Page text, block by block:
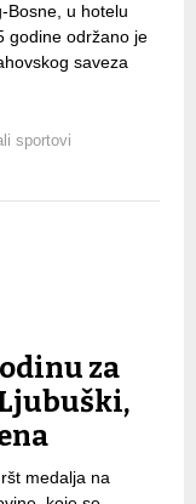
Bosne, u hotelu
godine održano je
saveza
sportovi
za
medalja na